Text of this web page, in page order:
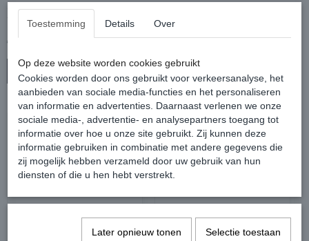
SHAG BLANKET 70 x
70cm
€ 56,00
In winkelwagen In winkelwagen
Toestemming Details Over
Op deze website worden cookies gebruikt
Cookies worden door ons gebruikt voor verkeersanalyse, het
aanbieden van sociale media-functies en het personaliseren
van informatie en advertenties. Daarnaast verlenen we onze
sociale media-, advertentie- en analysepartners toegang tot
informatie over hoe u onze site gebruikt. Zij kunnen deze
informatie gebruiken in combinatie met andere gegevens die
zij mogelijk hebben verzameld door uw gebruik van hun
diensten of die u hen hebt verstrekt.
Later opnieuw tonen Selectie toestaan